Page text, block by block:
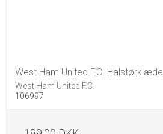
West Ham United F.C. Halstørklæde
West Ham United F.C.
106997